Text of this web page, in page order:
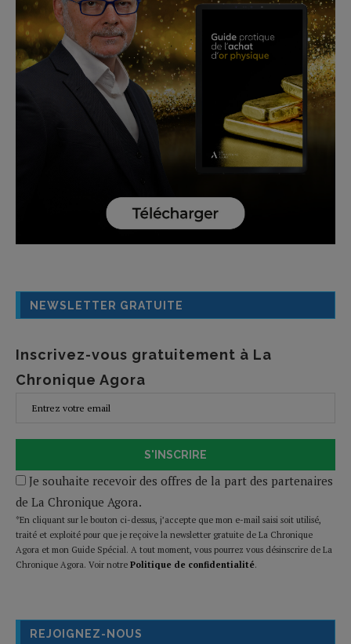
NEWSLETTER GRATUITE
Inscrivez-vous gratuitement à La
Chronique Agora
S'INSCRIRE
Je souhaite recevoir des offres de la part des partenaires
de La Chronique Agora.
*En cliquant sur le bouton ci-dessus, j’accepte que mon e-mail saisi soit utilisé,
traité et exploité pour que je reçoive la newsletter gratuite de La Chronique
Agora et mon Guide Spécial. A tout moment, vous pourrez vous désinscrire de La
Chronique Agora. Voir notre Politique de confidentialité.
REJOIGNEZ-NOUS